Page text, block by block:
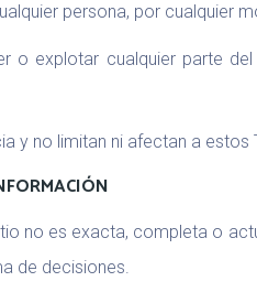
persona, por cualquier
o explotar cualquier parte
y no limitan ni afectan a estos
no es exacta, completa o
de decisiones.